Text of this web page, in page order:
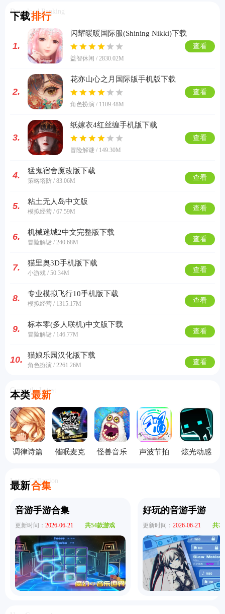
下载排行
Download Ranking
1.
闪耀暖暖国际服(Shining Nikki)下载
益智休闲 / 2830.02M
查看
2.
花亦山心之月国际版手机版下载
角色扮演 / 1109.48M
查看
3.
纸嫁衣4红丝缠手机版下载
冒险解谜 / 149.30M
查看
4. 猛鬼宿舍魔改版下载
策略塔防 / 83.06M 查看
5. 粘土无人岛中文版
模拟经营 / 67.59M 查看
6. 机械迷城2中文完整版下载
冒险解谜 / 240.68M 查看
7. 猫里奥3D手机版下载
小游戏 / 50.34M 查看
8. 专业模拟飞行10手机版下载
模拟经营 / 1315.17M 查看
9. 标本零(多人联机)中文版下载
冒险解谜 / 146.77M 查看
10. 猫娘乐园汉化版下载
角色扮演 / 2261.26M 查看
本类最新
Currently Latest
调律诗篇
催眠麦克
怪兽音乐
声波节拍
炫光动感
最新合集
Latest Collection
音游手游合集
更新时间： 2026-06-21 共54款游戏
好玩的音游手游
更新时间： 2026-06-21 共